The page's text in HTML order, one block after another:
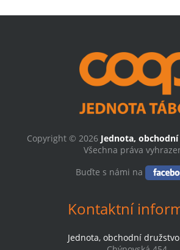
Copyright © 2026 Jednota,
Všechna práva
Buďte s námi na
Kontaktní
Jednota, obchodní